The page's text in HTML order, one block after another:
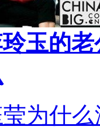
玉的
为什